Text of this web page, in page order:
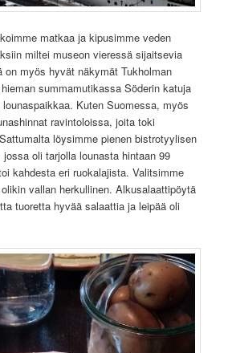
matkaa ja kipusimme veden
miltei museon vieressä sijaitsevia
on myös hyvät näkymät Tukholman
summamutikassa Söderin katuja
Kuten Suomessa, myös
ravintoloissa, joita toki
löysimme pienen bistrotyylisen
jossa oli tarjolla lounasta hintaan 99
kahdesta eri ruokalajista. Valitsimme
vallan herkullinen. Alkusalaattipöytä
tuoretta hyvää salaattia ja leipää oli